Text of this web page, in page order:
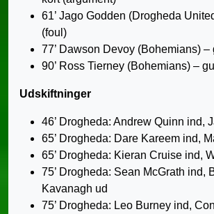
61’ Jago Godden (Drogheda
(foul)
77’ Dawson Devoy (Bohemians) –
90’ Ross Tierney (Bohemians) –
Udskiftninger
46’ Drogheda: Andrew Quinn ind,
65’ Drogheda: Dare Kareem ind,
65’ Drogheda: Kieran Cruise ind,
75’ Drogheda: Sean McGrath ind,
Kavanagh ud
75’ Drogheda: Leo Burney ind,